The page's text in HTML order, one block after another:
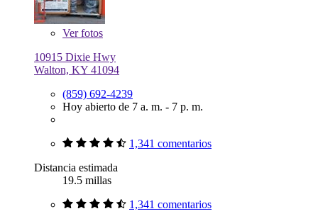
Verfotos
10915 Dixie Hwy
Walton, KY 41094
(859) 692-4239
Hoy abierto de 7 a. m. - 7 p. m.
1,341 comentarios
Distancia estimada
19.5 millas
1,341 comentarios